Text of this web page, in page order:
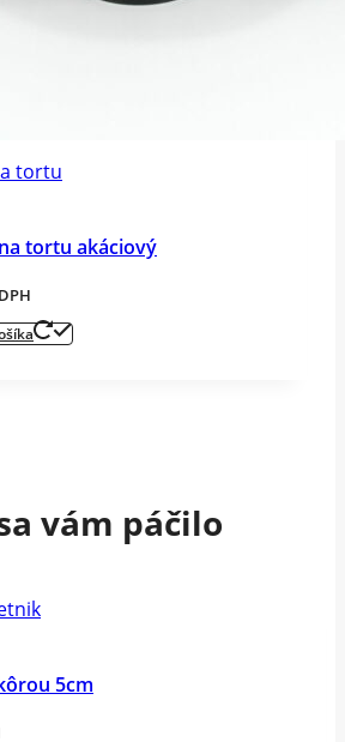
tortu akáciový
vám páčilo
5cm